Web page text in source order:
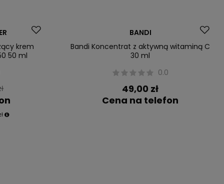
krem
50 ml
BANDI
Bandi Koncentrat z aktywną witaminą C
30 ml
0.0
49,00 zł
Cena na telefon